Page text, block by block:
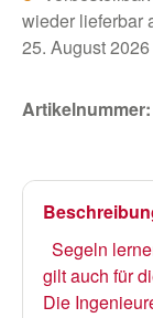
wieder lieferbar
25. August 2026
Artikelnummer:
Segeln
gilt auch für
Die